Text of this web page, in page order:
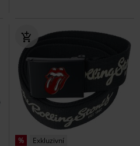
% Exkluzivní